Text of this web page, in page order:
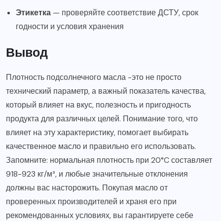
Этикетка — проверяйте соответствие ДСТУ, срок
годности и условия хранения
Вывод
Плотность подсолнечного масла -это не просто
технический параметр, а важный показатель качества,
который влияет на вкус, полезность и пригодность
продукта для различных целей. Понимание того, что
влияет на эту характеристику, помогает выбирать
качественное масло и правильно его использовать.
Запомните: нормальная плотность при 20°C составляет
918-923 кг/м³, и любые значительные отклонения
должны вас насторожить. Покупая масло от
проверенных производителей и храня его при
рекомендованных условиях, вы гарантируете себе